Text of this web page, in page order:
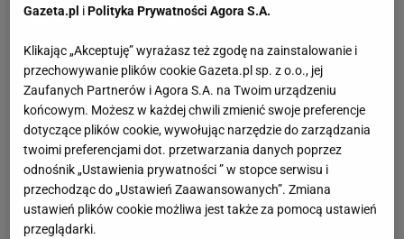
Gazeta.pl iPolityka Prywatności Agora S.A.
Klikając „Akceptuję” wyrażasz też zgodę na zainstalowanie i
przechowywanie plików cookie Gazeta.pl sp. z o.o., jej
Zaufanych Partnerów i Agora S.A. na Twoim urządzeniu
końcowym. Możesz w każdej chwili zmienić swoje preferencje
dotyczące plików cookie, wywołując narzędzie do zarządzania
twoimi preferencjami dot. przetwarzania danych poprzez
odnośnik „Ustawienia prywatności ” w stopce serwisu i
przechodząc do „Ustawień Zaawansowanych”. Zmiana
ustawień plików cookie możliwa jest także za pomocą ustawień
przeglądarki.